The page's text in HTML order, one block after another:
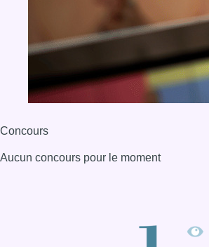
Concours
Aucun concours pour le moment